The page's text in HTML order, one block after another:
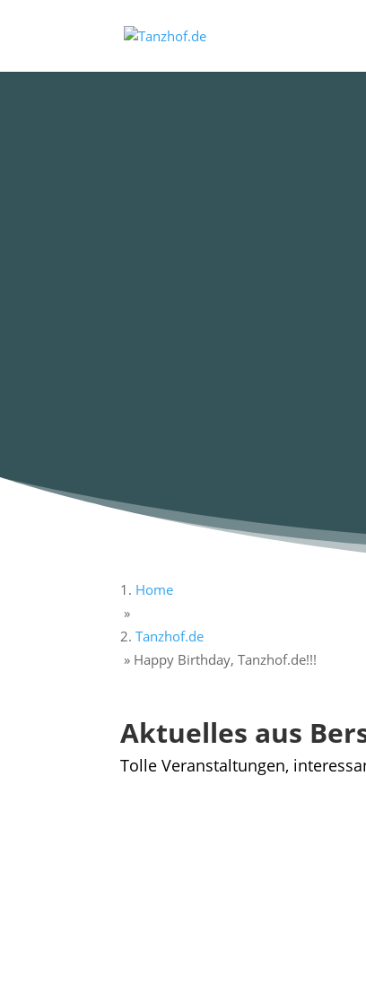
Home
»
Tanzhof.de
» Happy Birthday, Tanzhof.de!!!
Aktuelles aus
Tolle Veranstaltungen,